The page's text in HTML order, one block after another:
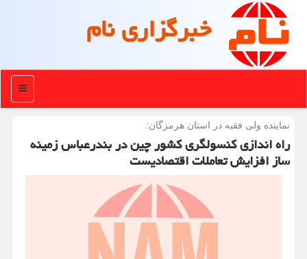
خبرگزاری نام
منو
نماینده ولی فقیه در استان هرمزگان:
راه اندازی کنسولگری کشور چین در بندرعباس زمینه
ساز افزایش تعاملات اقتصادیست